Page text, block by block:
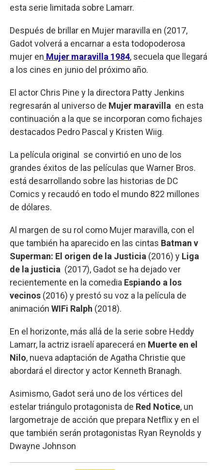
esta serie limitada sobre Lamarr.
Después de brillar en Mujer maravilla en (2017,
Gadot volverá a encarnar a esta todopoderosa
mujer en Mujer maravilla 1984, secuela que llegará
a los cines en junio del próximo año.
El actor Chris Pine y la directora Patty Jenkins
regresarán al universo de Mujer maravilla en esta
continuación a la que se incorporan como fichajes
destacados Pedro Pascal y Kristen Wiig.
La película original se convirtió en uno de los
grandes éxitos de las películas que Warner Bros.
está desarrollando sobre las historias de DC
Comics y recaudó en todo el mundo 822 millones
de dólares.
Al margen de su rol como Mujer maravilla, con el
que también ha aparecido en las cintas Batman v
Superman: El origen de la Justicia (2016) y Liga
de la justicia (2017), Gadot se ha dejado ver
recientemente en la comedia Espiando a los
vecinos (2016) y prestó su voz a la película de
animación WIFi Ralph (2018).
En el horizonte, más allá de la serie sobre Heddy
Lamarr, la actriz israelí aparecerá en Muerte en el
Nilo, nueva adaptación de Agatha Christie que
abordará el director y actor Kenneth Branagh.
Asimismo, Gadot será uno de los vértices del
estelar triángulo protagonista de Red Notice, un
largometraje de acción que prepara Netflix y en el
que también serán protagonistas Ryan Reynolds y
Dwayne Johnson